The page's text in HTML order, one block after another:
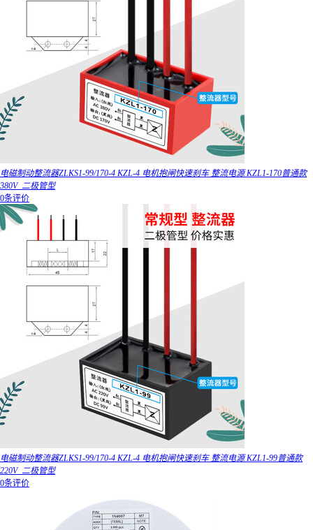
电磁制动整流器ZLKS1-99/170-4 KZL-4 电机抱闸快速刹车 整流电源 KZL1-170普通款
380V_二极管型
0条评价
电磁制动整流器ZLKS1-99/170-4 KZL-4 电机抱闸快速刹车 整流电源 KZL1-99普通款
220V_二极管型
0条评价